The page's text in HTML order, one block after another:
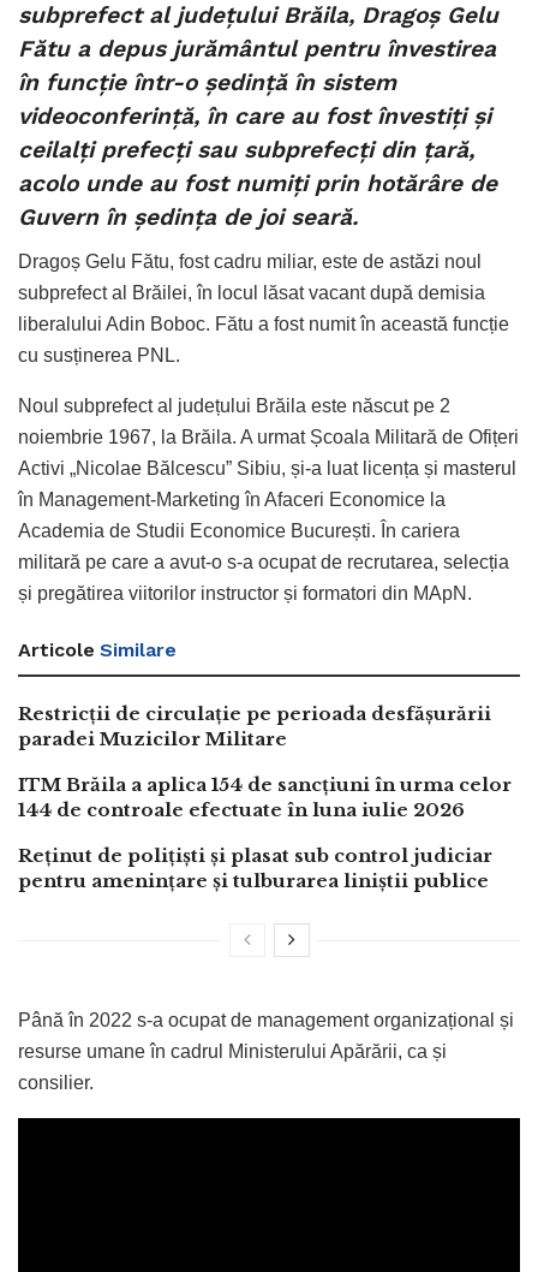
subprefect al județului Brăila, Dragoș Gelu
Fătu a depus jurământul pentru învestirea
în funcție într-o ședință în sistem
videoconferință, în care au fost învestiți și
ceilalți prefecți sau subprefecți din țară,
acolo unde au fost numiți prin hotărâre de
Guvern în ședința de joi seară.
Dragoș Gelu Fătu, fost cadru miliar, este de astăzi noul
subprefect al Brăilei, în locul lăsat vacant după demisia
liberalului Adin Boboc. Fătu a fost numit în această funcție
cu susținerea PNL.
Noul subprefect al județului Brăila este născut pe 2
noiembrie 1967, la Brăila. A urmat Școala Militară de Ofițeri
Activi „Nicolae Bălcescu” Sibiu, și-a luat licența și masterul
în Management-Marketing în Afaceri Economice la
Academia de Studii Economice București. În cariera
militară pe care a avut-o s-a ocupat de recrutarea, selecția
și pregătirea viitorilor instructor și formatori din MApN.
Articole Similare
Restricții de circulație pe perioada desfășurării
paradei Muzicilor Militare
ITM Brăila a aplica 154 de sancțiuni în urma celor
144 de controale efectuate în luna iulie 2026
Reținut de polițiști și plasat sub control judiciar
pentru amenințare și tulburarea liniștii publice
Până în 2022 s-a ocupat de management organizațional și
resurse umane în cadrul Ministerului Apărării, ca și
consilier.